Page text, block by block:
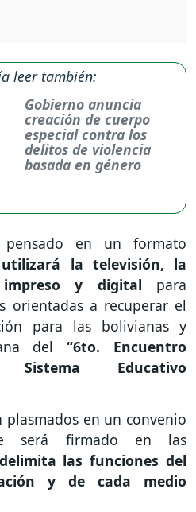
leer también:
Gobierno anuncia
creación de cuerpo
especial contra los
delitos de violencia
basada en género
pensado en un formato
utilizará la televisión, la
y digital para
orientadas a recuperar el
para las bolivianas y
del“6to. Encuentro
Educativo
plasmados en un convenio
será firmado en las
delimita las funciones del
y de cada medio